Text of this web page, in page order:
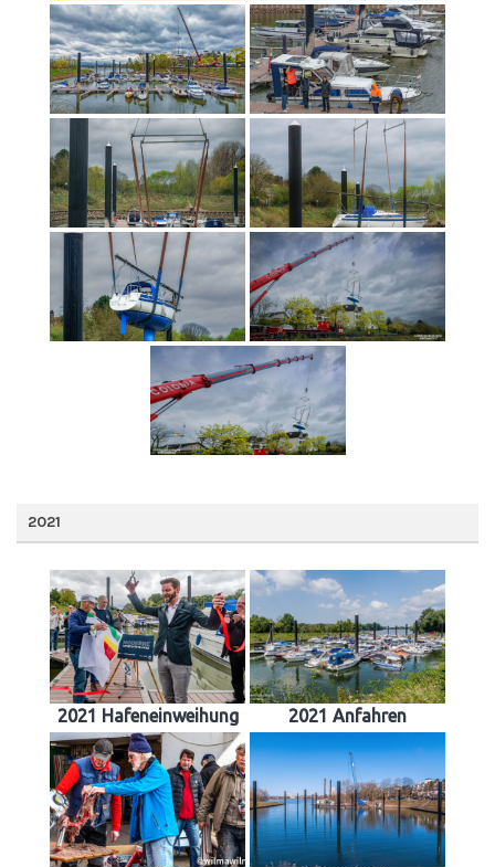
2021
2021 Hafeneinweihung 2021 Anfahren